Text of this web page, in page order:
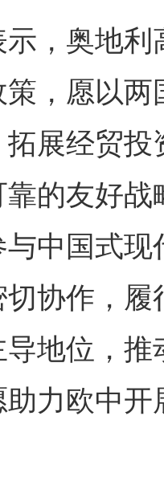
奥地利
，愿以
展经贸
靠的友好
中国式
协作，
地位，
力欧中